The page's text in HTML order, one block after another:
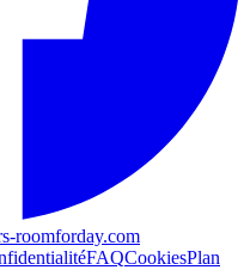
roomforday.com
FAQCookiesPlan